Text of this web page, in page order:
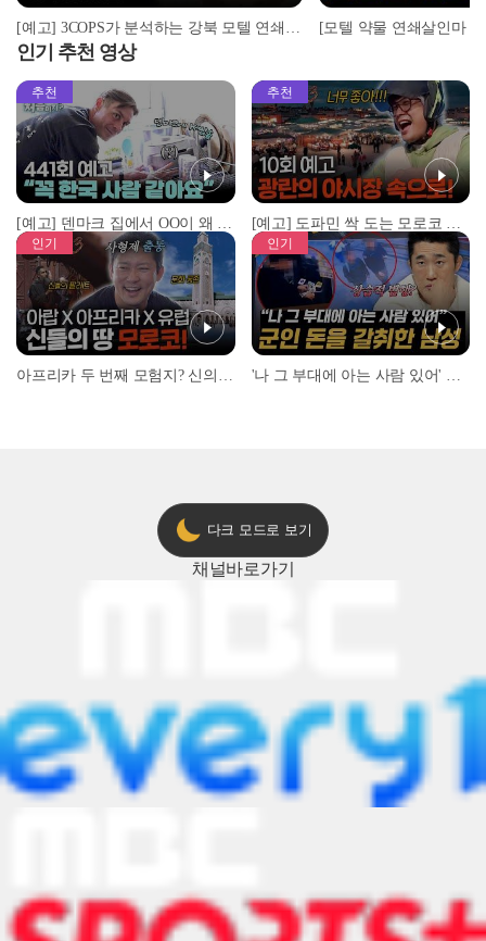
[예고] 3COPS가 분석하는 강북 모텔 연쇄살인마 김소영, 그 실체는?
인기 추천 영상
추천
[예고] 덴마크 집에서 OO이 왜 나와...? 이상할 정도로 한국을 사랑하는 우리 형을 제보합니다!
추천
[예고] 도파민 싹 도는 모로코 야시장 투어!
인기 인기
다크 모드로 보기
채널바로가기